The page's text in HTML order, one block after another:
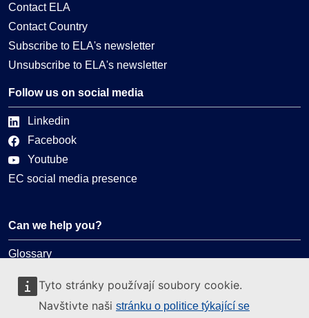
Tyto stránky používají soubory cookie.
Navštivte naši stránku o politice týkající se
Contact ELA
Contact Country
Subscribe to ELA's newsletter
Unsubscribe to ELA's newsletter
Follow us on social media
Linkedin
Facebook
Youtube
EC social media presence
Can we help you?
Glossary
About ELA
What we do